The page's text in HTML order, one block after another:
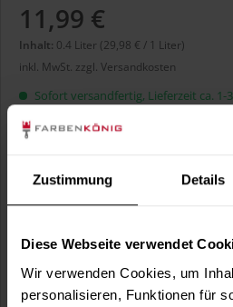
Zustimmung Details
Diese Webseite verwendet
Wir verwenden Cookies, um
personalisieren, Funktionen für
11,99 €
Inhalt: 0.4 Liter (29,98 € / 1 Liter)
inkl. MwSt. zzgl. Versandkosten
Sofort versandfertig, Lieferzeit ca. 1-
Liter:
Verbrauch berechnen